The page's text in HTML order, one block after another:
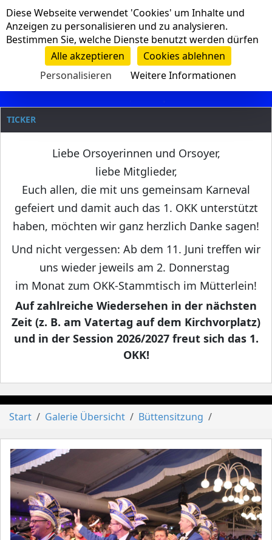
Navigation
Clanname
TICKER
Liebe Orsoyerinnen und Orsoyer,
liebe Mitglieder,
Euch allen, die mit uns gemeinsam Karneval
gefeiert und damit auch das 1. OKK unterstützt
haben, möchten wir ganz herzlich Danke sagen!
Und nicht vergessen: Ab dem 11. Juni treffen wir
uns wieder jeweils am 2. Donnerstag
im Monat zum OKK-Stammtisch im Mütterlein!
Auf zahlreiche Wiedersehen in der nächsten
Zeit (z. B. am Vatertag auf dem Kirchvorplatz)
und in der Session 2026/2027 freut sich das 1.
OKK!
Start Galerie Übersicht Büttensitzung
Cookie-Einstellungen
Diese Webseite verwendet 'Cookies' um Inhalte und
Anzeigen zu personalisieren und zu analysieren.
Bestimmen Sie, welche Dienste benutzt werden dürfen
Alle akzeptieren
Cookies ablehnen
Personalisieren
Weitere Informationen